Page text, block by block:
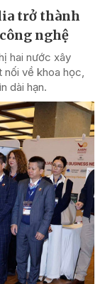
trở thành
nghệ
hai nước xây
nối về khoa học,
dài hạn.